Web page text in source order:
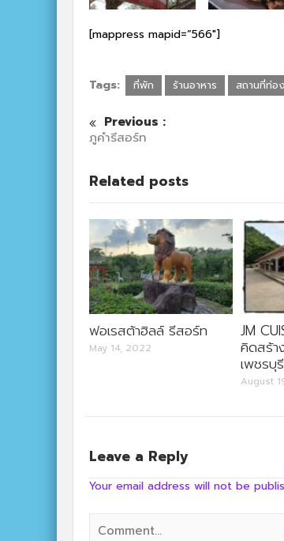
[mappress mapid=”566″]
Tags: ที่พัก ร้านอาหาร สถานที่ท่อ
Previous :
ภูคำรีสอร์ท
Related posts
ฟอเรสต้าฮิลล์ รีสอร์ท
May 14, 2022
JM
คิดสร้า
เพชรบุรี
August
Leave a Reply
Your email address will not be